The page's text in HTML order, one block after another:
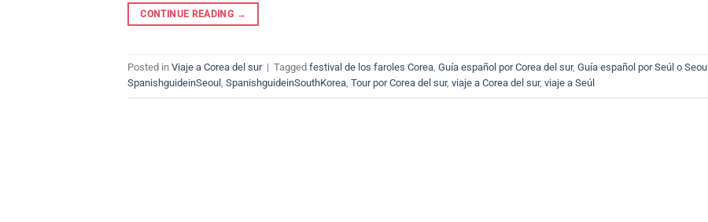
CONTINUE READING →
Posted in Viaje a Corea del sur | Tagged festival de los faroles Corea, Guía español por Corea del sur, Guía español por Seúl o Seoul
SpanishguideinSeoul , SpanishguideinSouthKorea, Tour por Corea del sur, viaje a Corea del sur, viaje a Seúl